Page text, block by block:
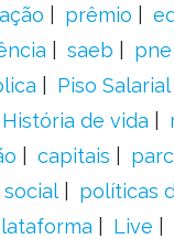
prêmio
saeb pne
Piso
História de vida
capitais
políticas
Live